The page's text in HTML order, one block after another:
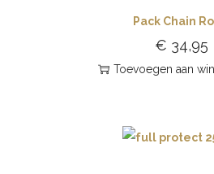
Pack Chain
€ 34,95
Toevoegen aan